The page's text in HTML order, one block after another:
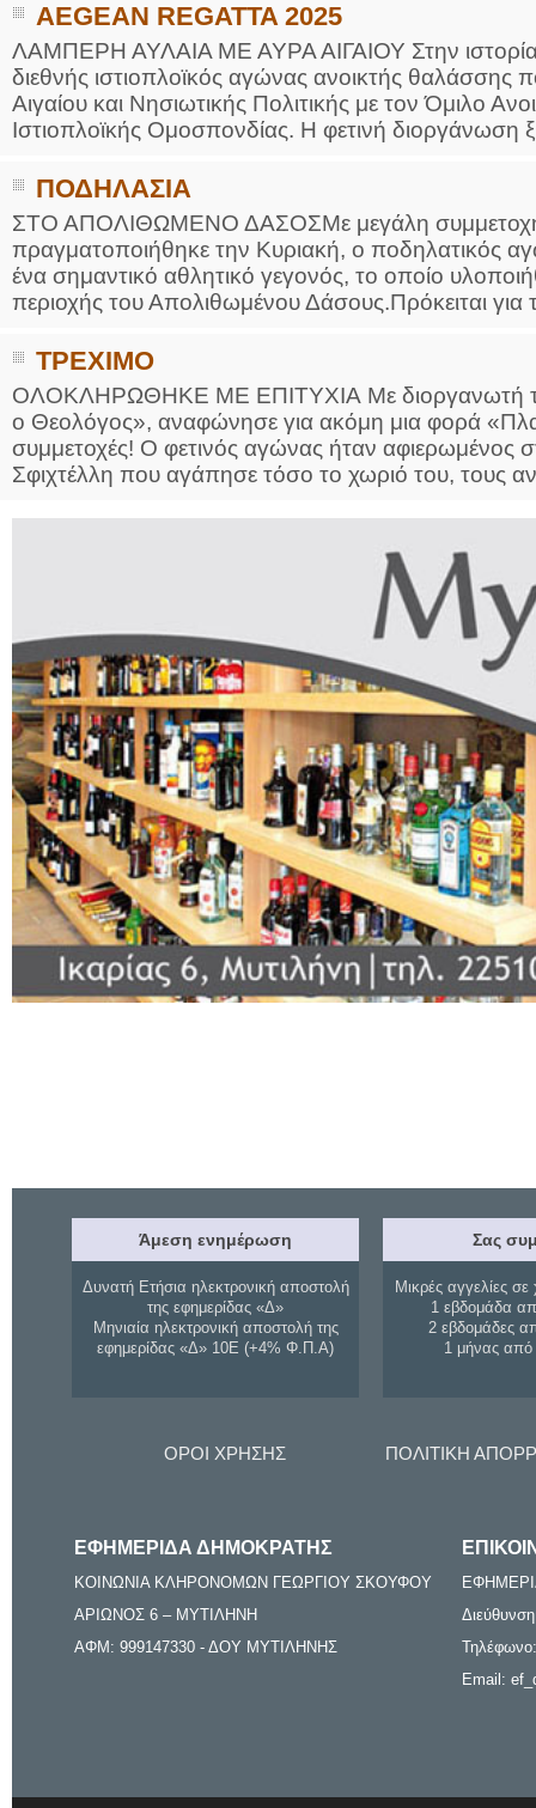
AEGEAN REGATTA 2025
ΛΑΜΠΕΡΗ ΑΥΛΑΙΑ ΜΕ ΑΥΡΑ ΑΙΓΑΙΟΥ Στην
διεθνής ιστιοπλοϊκός αγώνας ανοικτής θαλάσσης
Αιγαίου και Νησιωτικής Πολιτικής με τον Όμιλο
Ιστιοπλοϊκής Ομοσπονδίας. H φετινή διοργάνωση
ΠΟΔΗΛΑΣΙΑ
ΣΤΟ ΑΠΟΛΙΘΩΜΕΝΟ ΔΑΣΟΣΜε μεγάλη συμμετοχή
πραγματοποιήθηκε την Κυριακή, ο ποδηλατικός
ένα σημαντικό αθλητικό γεγονός, το οποίο
περιοχής του Απολιθωμένου Δάσους.Πρόκειται για
ΤΡΕΧΙΜΟ
ΟΛΟΚΛΗΡΩΘΗΚΕ ΜΕ ΕΠΙΤΥΧΙΑ Με διοργανωτή
ο Θεολόγος», αναφώνησε για ακόμη μια φορά
συμμετοχές! Ο φετινός αγώνας ήταν αφιερωμένος
Σφιχτέλλη που αγάπησε τόσο το χωριό του, τους
Άμεση ενημέρωση
Δυνατή Ετήσια ηλεκτρονική αποστολή
της εφημερίδας «Δ»
Μηνιαία ηλεκτρονική αποστολή της
εφημερίδας «Δ» 10Ε (+4% Φ.Π.Α)
Σας
Μικρές αγγελίες σε
1 εβδομάδα
2 εβδομάδες
1 μήνας
ΟΡΟΙ ΧΡΗΣΗΣ ΠΟΛΙΤΙΚΗ
ΕΦΗΜΕΡΙΔΑ ΔΗΜΟΚΡΑΤΗΣ
ΚΟΙΝΩΝΙΑ ΚΛΗΡΟΝΟΜΩΝ ΓΕΩΡΓΙΟΥ ΣΚΟΥΦΟΥ
ΑΡΙΩΝΟΣ 6 – ΜΥΤΙΛΗΝΗ
ΑΦΜ: 999147330 - ΔΟΥ ΜΥΤΙΛΗΝΗΣ
Email: